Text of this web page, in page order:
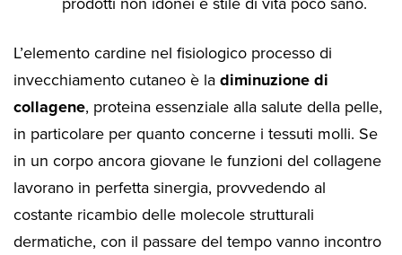
L’elemento cardine nel fisiologico processo di
invecchiamento cutaneo è ladiminuzione di
collagene, proteina essenziale alla salute della pelle,
in particolare per quanto concerne i tessuti molli. Se
in un corpo ancora giovane le funzioni del collagene
lavorano in perfetta sinergia, provvedendo al
costante ricambio delle molecole strutturali
dermatiche, con il passare del tempo vanno incontro